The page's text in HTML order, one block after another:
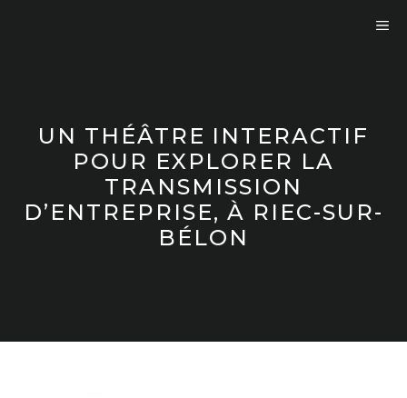
UN THÉÂTRE INTERACTIF
POUR EXPLORER LA
TRANSMISSION
D’ENTREPRISE, À RIEC-SUR-
BÉLON